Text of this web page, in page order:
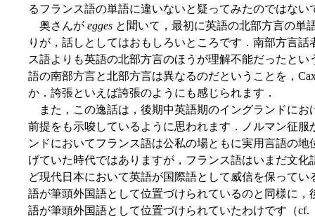
るフランス語の単語に違いないと疑ってみたのではない
奥さんが egges と聞いて，最初に英語の北部方言の単
りが，話しとしてはおもしろいところです．南部方言
ス語よりも英語の北部方言のほうが理解不能だったと
語の南部方言と北部方言は異なるのだということを，
か．誇張といえば誇張のようにも感じられます．
また，この逸話は，後期中英語期のイングランドにお
前提をも示唆しているように思われます．ノルマン征
ンドにおいてフランス語は公私の場ともに実用言語の
げていた時代ではありますが，フランス語はいまだ文
ど現代日本において英語が国際語として威信を保って
語が筆頭外国語として位置づけられているのと同様に
語が筆頭外国語として位置づけられていたわけです（cf.